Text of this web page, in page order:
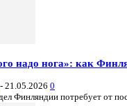
надо нога»: как
- 21.05.2026 0
Финляндии потребует от